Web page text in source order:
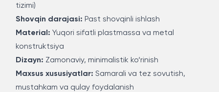
tizimi)
Shovqin darajasi: Past shovqinli ishlash
Material: Yuqori sifatli plastmassa va metal
konstruktsiya
Dizayn: Zamonaviy, minimalistik ko‘rinish
Maxsus xususiyatlar: Samarali va tez sovutish,
mustahkam va qulay foydalanish